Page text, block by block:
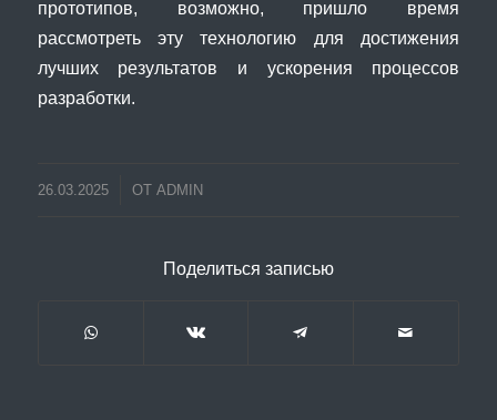
прототипов, возможно, пришло время
рассмотреть эту технологию для достижения
лучших результатов и ускорения процессов
разработки.
26.03.2025 ОТ ADMIN
Поделиться записью